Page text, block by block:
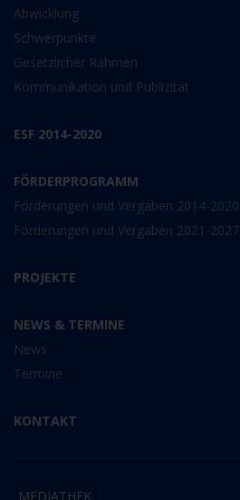
Abwicklung
Schwerpunkte
Gesetzlicher Rahmen
Kommunikation und Publizität
ESF 2014-2020
FÖRDERPROGRAMM
Förderungen und Vergaben 2014-2020
Förderungen und Vergaben 2021-2027
PROJEKTE
NEWS & TERMINE
News
Termine
KONTAKT
MEDIATHEK